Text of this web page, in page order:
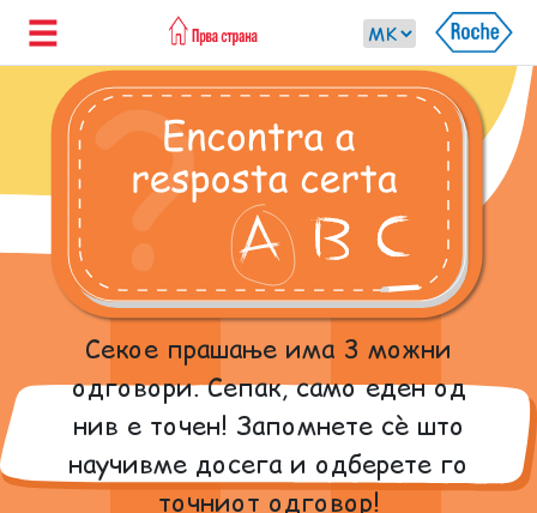
Секое прашање има 3 можни
одговори. Сепак, само еден од
нив е точен! Запомнете сè што
научивме досега и одберете го
точниот одговор!